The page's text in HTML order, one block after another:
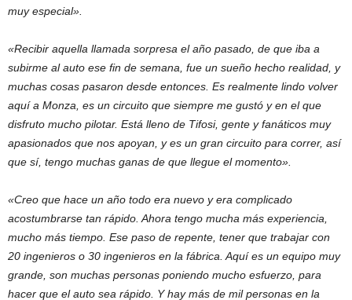
muy especial».
«Recibir aquella llamada sorpresa el año pasado, de que iba a
subirme al auto ese fin de semana, fue un sueño hecho realidad, y
muchas cosas pasaron desde entonces. Es realmente lindo volver
aquí a Monza, es un circuito que siempre me gustó y en el que
disfruto mucho pilotar. Está lleno de Tifosi, gente y fanáticos muy
apasionados que nos apoyan, y es un gran circuito para correr, así
que sí, tengo muchas ganas de que llegue el momento».
«Creo que hace un año todo era nuevo y era complicado
acostumbrarse tan rápido. Ahora tengo mucha más experiencia,
mucho más tiempo. Ese paso de repente, tener que trabajar con
20 ingenieros o 30 ingenieros en la fábrica. Aquí es un equipo muy
grande, son muchas personas poniendo mucho esfuerzo, para
hacer que el auto sea rápido. Y hay más de mil personas en la